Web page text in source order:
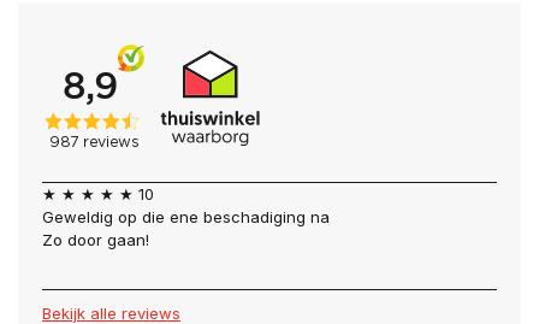
★ ★ ★ ★ ★ 10
Geweldig op die ene beschadiging na
Zo door gaan!
Bekijk alle reviews